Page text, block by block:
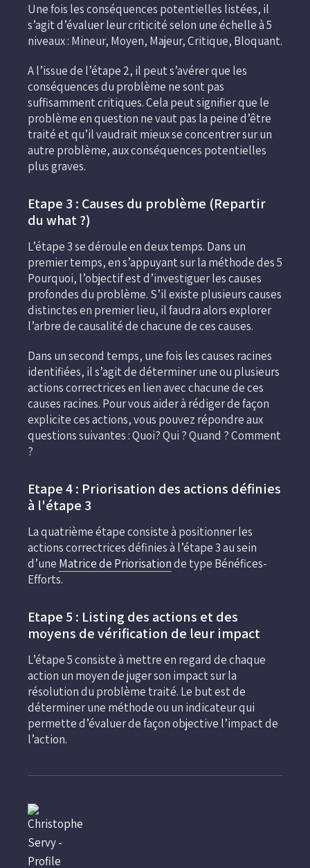
Une fois les conséquences potentielles listées, il
s’agit d’évaluer leur criticité selon une échelle à 5
niveaux : Mineur, Moyen, Majeur, Critique, Bloquant.
A l’issue de l’étape 2, il peut s’avérer que les
conséquences du problème ne sont pas
suffisamment critiques. Cela peut signifier que le
problème en question ne vaut pas la peine d’être
traité et qu’il vaudrait mieux se concentrer sur un
autre problème, aux conséquences potentielles
plus graves.
Etape 3 : Causes du problème (Repartir
du what ?)
L’étape 3 se déroule en deux temps. Dans un
premier temps, en s’appuyant sur la méthode des 5
Pourquoi, l’objectif est d’investiguer les causes
profondes du problème. S’il existe plusieurs causes
distinctes en premier lieu, il faudra alors explorer
l’arbre de causalité de chacune de ces causes.
Dans un second temps, une fois les causes racines
identifiées, il s’agit de déterminer une ou plusieurs
actions correctrices en lien avec chacune de ces
causes racines. Pour vous aider à rédiger de façon
explicite ces actions, vous pouvez répondre aux
questions suivantes : Quoi? Qui ? Quand ? Comment
?
Etape 4 : Priorisation des actions définies
à l'étape 3
La quatrième étape consiste à positionner les
actions correctrices définies à l’étape 3 au sein
d’une Matrice de Priorisationde type Bénéfices-
Efforts.
Etape 5 : Listing des actions et des
moyens de vérification de leur impact
L’étape 5 consiste à mettre en regard de chaque
action un moyen de juger son impact sur la
résolution du problème traité. Le but est de
déterminer une méthode ou un indicateur qui
permette d’évaluer de façon objective l’impact de
l’action.